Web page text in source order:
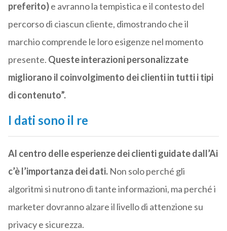
preferito)e avranno la tempistica e il contesto del
percorso di ciascun cliente, dimostrando che il
marchio comprende le loro esigenze nel momento
presente. Queste interazioni personalizzate
migliorano il coinvolgimento dei clienti in tutti i tipi
di contenuto”.
I dati sono il re
Al centro delle esperienze dei clienti guidate dall’Ai
c’è l’importanza dei dati.Non solo perché gli
algoritmi si nutrono di tante informazioni, ma perché i
marketer dovranno alzare il livello di attenzione su
privacy e sicurezza.